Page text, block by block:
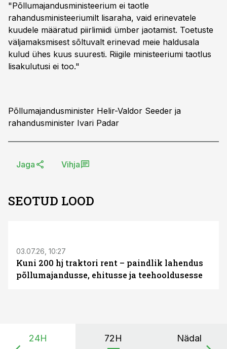
"Põllumajandusministeerium ei taotle
rahandusministeeriumilt lisaraha, vaid erinevatele
kuudele määratud piirlimiidi ümber jaotamist. Toetuste
väljamaksmisest sõltuvalt erinevad meie haldusala
kulud ühes kuus suuresti. Riigile ministeeriumi taotlus
lisakulutusi ei too."
Põllumajandusminister Helir-Valdor Seeder ja
rahandusminister Ivari Padar
Jaga Vihja
SEOTUD LOOD
03.07.26, 10:27
Kuni 200 hj traktori rent – paindlik lahendus
põllumajandusse, ehitusse ja teehooldusesse
24H 72H Nädal